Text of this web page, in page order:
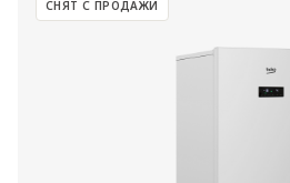
Малая бытовая техника
Климатическая техника
СНЯТ С ПРОДАЖИ